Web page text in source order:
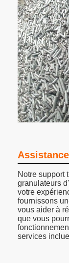
Notre support
granulateurs
votre
fournissons
vous aider à
que vous
services